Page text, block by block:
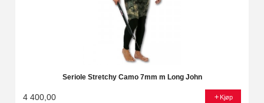
Seriole Stretchy Camo 7mm m Long John
4 400,00 Kjøp